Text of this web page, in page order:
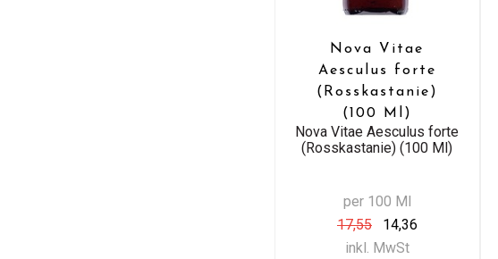
Nova Vitae
Aesculus forte
(Rosskastanie)
(100 Ml)
Nova Vitae Aesculus forte
(Rosskastanie) (100 Ml)
per 100 Ml
17,55
14,36
inkl. MwSt